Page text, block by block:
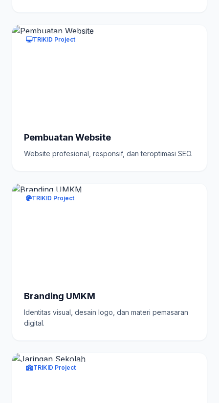
TRIKID Project
Pembuatan Website
Website profesional, responsif, dan teroptimasi SEO.
TRIKID Project
Branding UMKM
Identitas visual, desain logo, dan materi pemasaran
digital.
TRIKID Project